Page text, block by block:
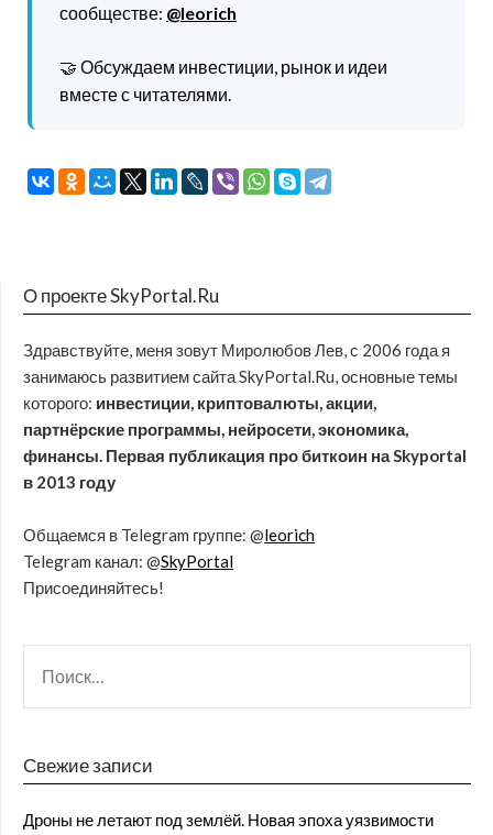
сообществе: @leorich
🤝 Обсуждаем инвестиции, рынок и идеи
вместе с читателями.
О проекте SkyPortal.Ru
Здравствуйте, меня зовут Миролюбов Лев, с 2006 года я
занимаюсь развитием сайта SkyPortal.Ru, основные темы
которого: инвестиции, криптовалюты, акции,
партнёрские программы, нейросети, экономика,
финансы. Первая публикация про биткоин на Skyportal
в 2013 году
Общаемся в Telegram группе: @leorich
Telegram канал: @SkyPortal
Присоединяйтесь!
Свежие записи
Дроны не летают под землёй. Новая эпоха уязвимости